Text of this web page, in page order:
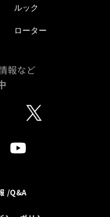
ルック
ローター
報など
/Q&A